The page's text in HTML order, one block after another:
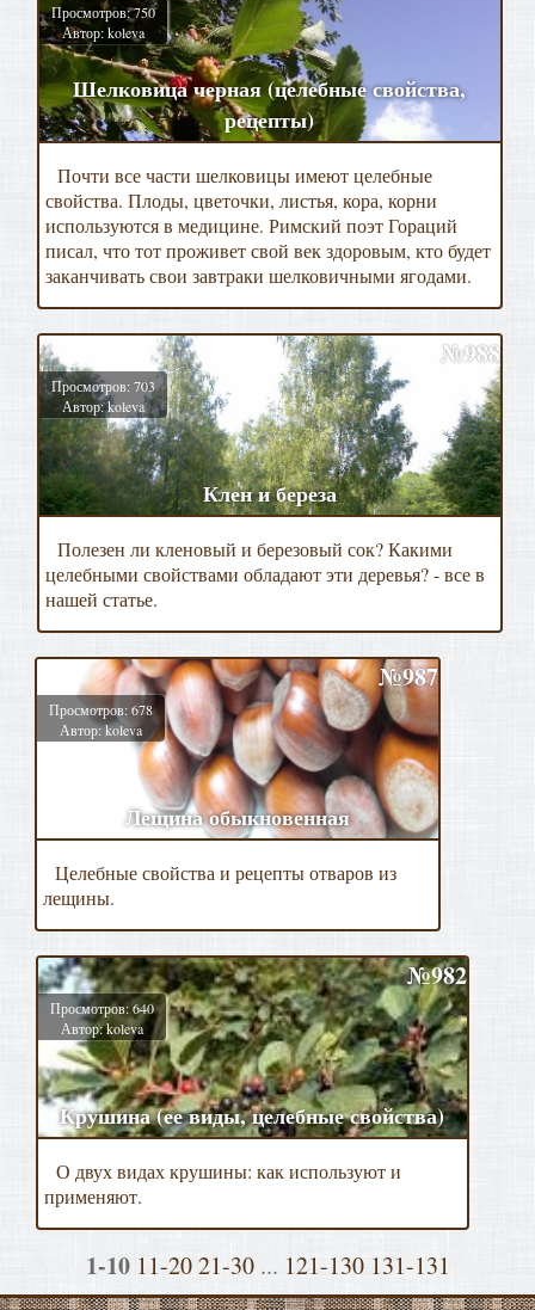
Просмотров: 750
Автор: koleva
Шелковица черная (целебные свойства,
рецепты)
Почти все части шелковицы имеют целебные
свойства. Плоды, цветочки, листья, кора, корни
используются в медицине. Римский поэт Гораций
писал, что тот проживет свой век здоровым, кто будет
заканчивать свои завтраки шелковичными ягодами.
№988
Просмотров: 703
Автор: koleva
Клен и береза
Полезен ли кленовый и березовый сок? Какими
целебными свойствами обладают эти деревья? - все в
нашей статье.
№987
Просмотров: 678
Автор: koleva
Лещина обыкновенная
Целебные свойства и рецепты отваров из
лещины.
№982
Просмотров: 640
Автор: koleva
Крушина (ее виды, целебные свойства)
О двух видах крушины: как используют и
применяют.
1-10 11-20 21-30 ... 121-130 131-131